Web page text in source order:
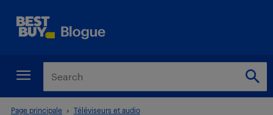
Page principale Téléviseurs et audio